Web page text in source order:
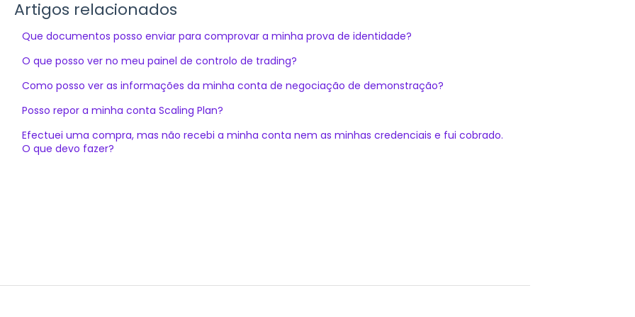
Artigos relacionados
Que documentos posso enviar para comprovar a minha prova de identidade?
O que posso ver no meu painel de controlo de trading?
Como posso ver as informações da minha conta de negociação de demonstração?
Posso repor a minha conta Scaling Plan?
Efectuei uma compra, mas não recebi a minha conta nem as minhas credenciais e fui cobrado.
O que devo fazer?